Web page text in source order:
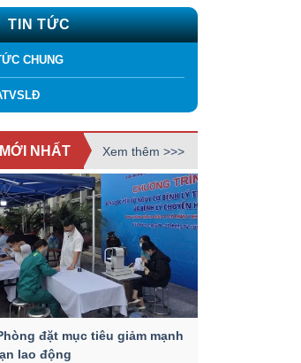
TIN TỨC
CHUNG
NHẤT Xem thêm >>>
đặt mục tiêu giảm mạnh
lao động